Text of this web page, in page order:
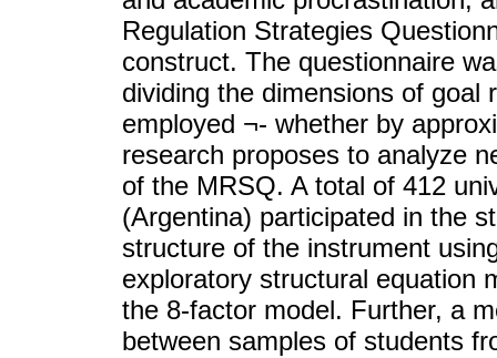
Regulation Strategies
construct. The questionnaire
dividing the dimensions of goal
employed ¬- whether by
research proposes to analyze
of the MRSQ. A total of 412
(Argentina) participated in the
structure of the instrument
exploratory structural equation
the 8-factor model. Further, a
between samples of students